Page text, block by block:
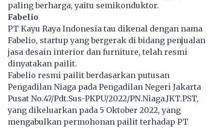
paling berharga, yaitu semikonduktor.
Fabelio
PT Kayu Raya Indonesia tau dikenal dengan nama
Fabelio, startup yang bergerak di bidang penjualan
jasa desain interior dan furniture, telah resmi
dinyatakan pailit.
Fabelio resmi pailit berdasarkan putusan
Pengadilan Niaga pada Pengadilan Negeri Jakarta
Pusat No.47/Pdt.Sus-PKPU/2022/PN.Niaga.JKT.PST,
yang dikeluarkan pada 5 Oktober 2022, yang
mengabulkan permohonan pailit terhadap PT